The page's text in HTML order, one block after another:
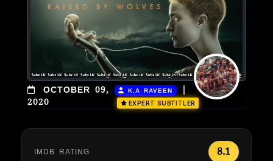
OCTOBER 09,
2020
K.A RAVEEN |
EXPERT SUBTITLER
IMDB RATING 8.1